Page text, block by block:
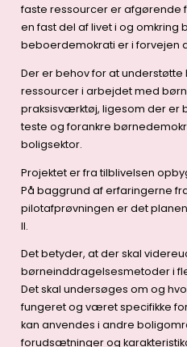
faste ressourcer er afgørende
en fast del af livet i og
beboerdemokrati er i forvejen
Der er behov for at
ressourcer i arbejdet med
praksisværktøj, ligesom der er
teste og forankre
boligsektor.
Projektet er fra tilblivelsen
På baggrund af erfaringerne
pilotafprøvningen er det
II.
Det betyder, at der skal
børneinddragelsesmetoder i
Det skal undersøges om og
fungeret og været specifikke
kan anvendes i andre
forudsætninger og